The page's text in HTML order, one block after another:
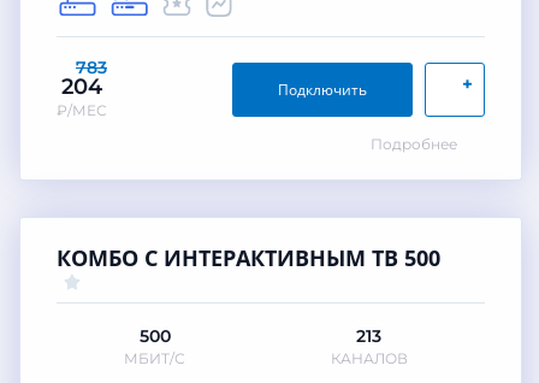
783
204
₽/МЕС
+
Подключить
Подробнее
КОМБО С ИНТЕРАКТИВНЫМ ТВ 500
500
МБИТ/С
213
КАНАЛОВ